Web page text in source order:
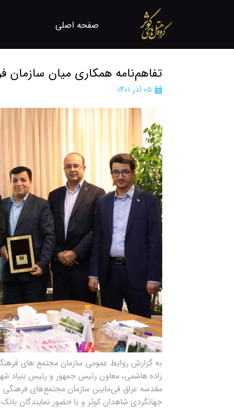
صفحه اصلی
تفاهم‌نامه همکاری میان سازمان
۰۵ آذر ۱۴۰۱
به گزارش روابط عمومی سازمان مجتمع های
مقدسه عراق فی‌مابین سازمان مجتمع‌های فرهنگی
جهانگردی شاهدان کوثر و با حضور نمایندگان بانک دی روز شنبه 5 آذر